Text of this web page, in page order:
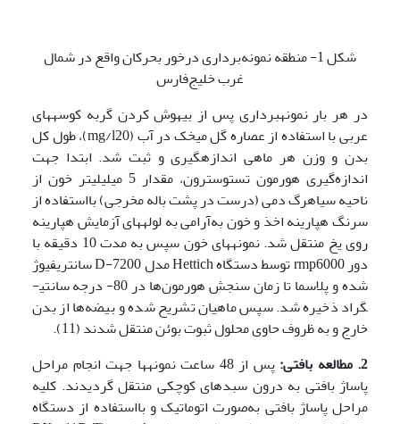
شکل 1- منطقه نمونه‌برداری درخور بحرکان واقع در شمال
غرب خلیج‌فارس
در هر بار نمونه­برداری پس از بیهوش کردن گربه کوسه­های
عربی با استفاده از عصاره گل میخک در آب (mg/l20)، طول کل
بدن و وزن هر ماهی اندازه­گیری و ثبت شد. ابتدا جهت
اندازه‌گیری هورمون تستوسترون، مقدار 5 میلی­لیتر خون از
ناحیه سیاهرگ دمی (درست در پشت باله مخرجی) بااستفاده از
سرنگ هپارینه اخذ و خون به‌آرامی به لوله­های آزمایش هپارینه
روی یخ منتقل شد. نمونه­های خون سپس به مدت 10 دقیقه با
دور rmp6000 توسط دستگاه Hettich مدل D-7200 سانتریفیوژ
شده و پلاسما تا زمان سنجش هورمون‌ها در 80- درجه سانتی­
گراد ذخیره شد. سپس ماهیان تشریح شده و بیضه‌ها از بدن
خارج و به ظروف حاوی محلول ثبوت بوئن منتقل شدند (11).
2. مطالعه بافتی:
پس از 48 ساعت نمونه­ها جهت انجام مراحل
پاساژ بافتی به درون سبدهای کوچکی منتقل گردیدند. کلیه
مراحل پاساژ بافتی به‌صورت اتوماتیک و بااستفاده از دستگاه